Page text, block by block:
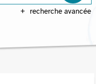
recherche avancée